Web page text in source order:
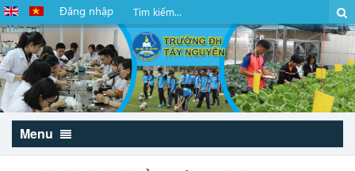
Đăng nhập
Menu